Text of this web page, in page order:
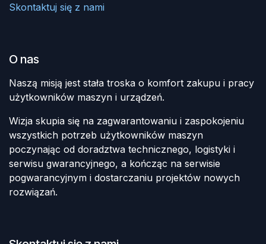
Skontaktuj się z nami
O nas
Naszą misją jest stała troska o komfort zakupu i pracy
użytkowników maszyn i urządzeń.
Wizja skupia się na zagwarantowaniu i zaspokojeniu
wszystkich potrzeb użytkowników maszyn
poczynając od doradztwa technicznego, logistyki i
serwisu gwarancyjnego, a kończąc na serwisie
pogwarancyjnym i dostarczaniu projektów nowych
rozwiązań.